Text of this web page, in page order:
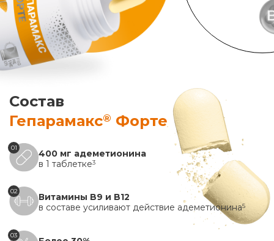
Состав
Гепарамакс® Форте
01
400 мг адеметионина
в 1 таблетке3
02
Витамины B9 и B12
в составе усиливают действие адеметионина5
03